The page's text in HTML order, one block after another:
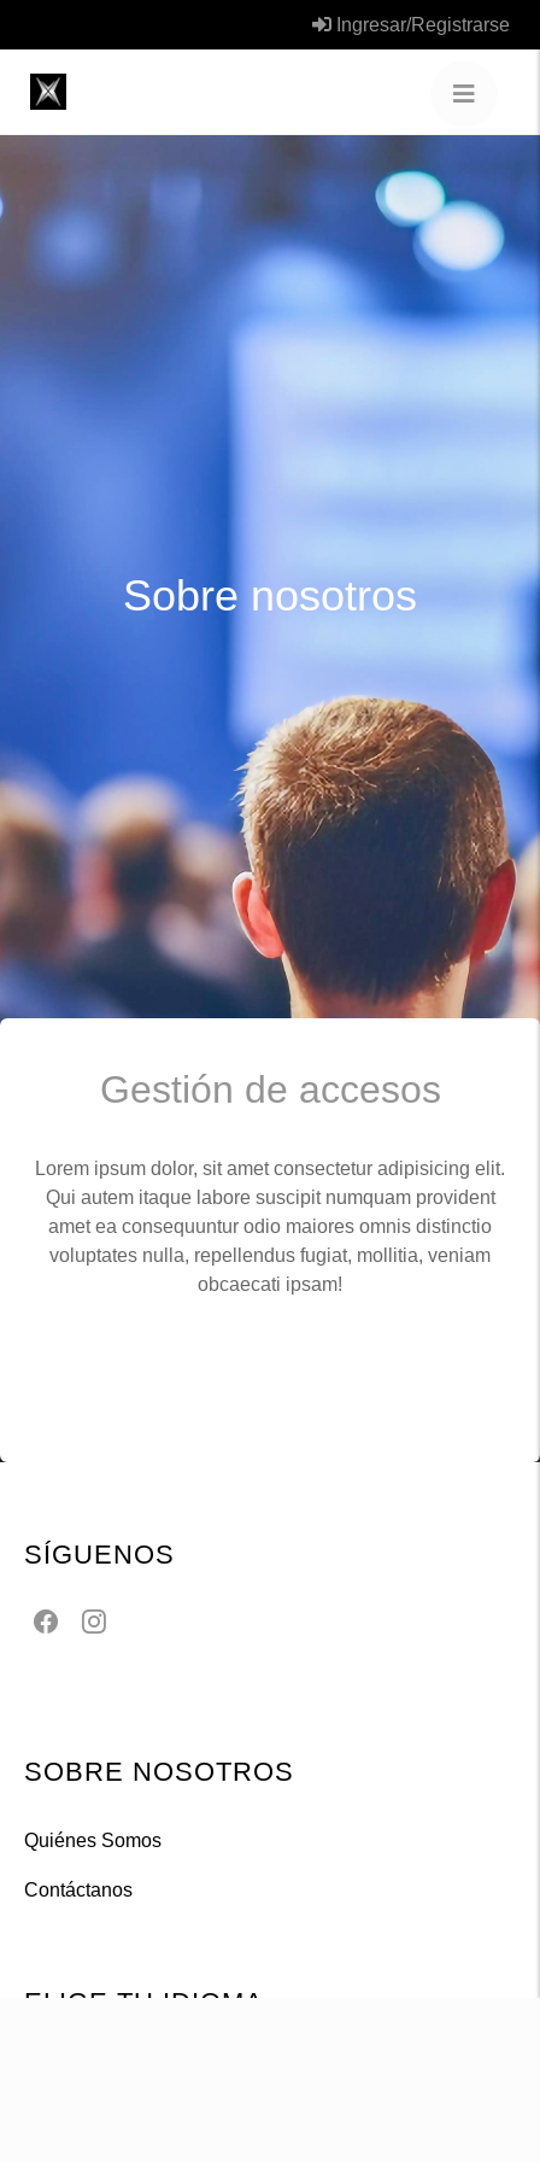
Ingresar/Registrarse
Sobre nosotros
Gestión de accesos
Lorem ipsum dolor, sit amet consectetur adipisicing elit.
Qui autem itaque labore suscipit numquam provident
amet ea consequuntur odio maiores omnis distinctio
voluptates nulla, repellendus fugiat, mollitia, veniam
obcaecati ipsam!
SÍGUENOS
SOBRE NOSOTROS
Quiénes Somos
Contáctanos
ELIGE TU IDIOMA